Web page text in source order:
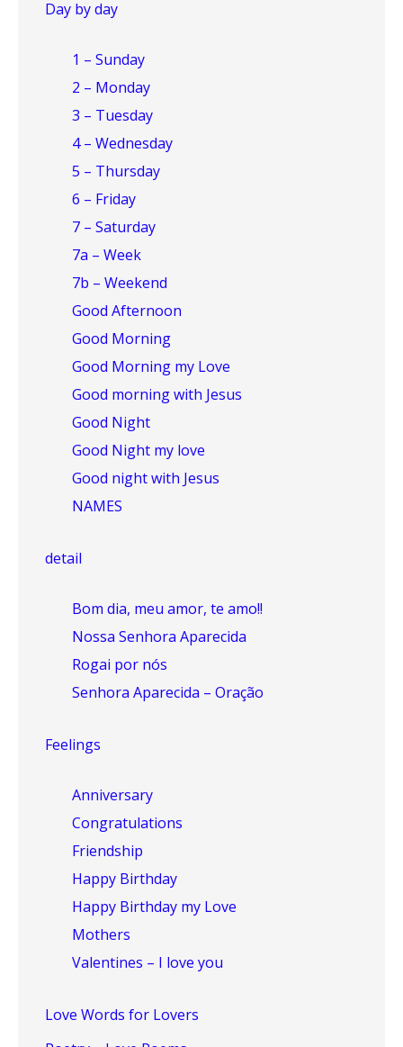
Day by day
1 – Sunday
2 – Monday
3 – Tuesday
4 – Wednesday
5 – Thursday
6 – Friday
7 – Saturday
7a – Week
7b – Weekend
Good Afternoon
Good Morning
Good Morning my Love
Good morning with Jesus
Good Night
Good Night my love
Good night with Jesus
NAMES
detail
Bom dia, meu amor, te amo!!
Nossa Senhora Aparecida
Rogai por nós
Senhora Aparecida – Oração
Feelings
Anniversary
Congratulations
Friendship
Happy Birthday
Happy Birthday my Love
Mothers
Valentines – I love you
Love Words for Lovers